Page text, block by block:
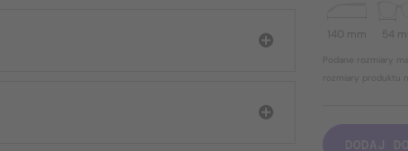
140 mm 54
Podane rozmiary
rozmiary produktu
DODAJ